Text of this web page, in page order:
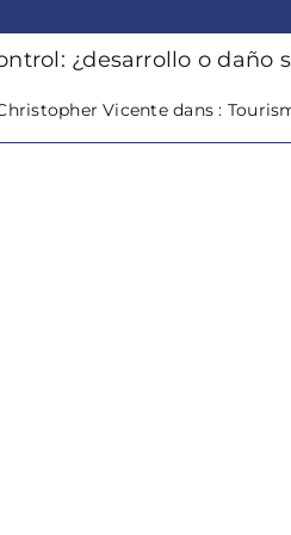
¿desarrollo o daño
Vicente dans :